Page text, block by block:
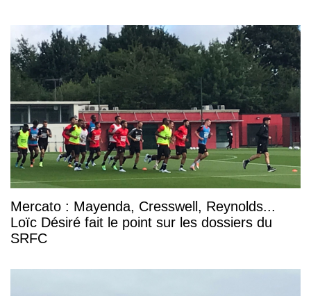
Mercato : Mayenda, Cresswell, Reynolds...
Loïc Désiré fait le point sur les dossiers du
SRFC